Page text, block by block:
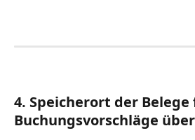
4. Speicherort der
Buchungsvorschläge